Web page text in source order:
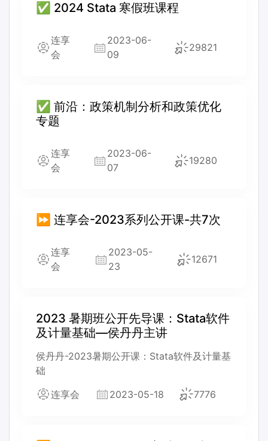
✅ 2024 Stata 寒假班课程
连享
会
2023-06-
09
29821
✅ 前沿：政策机制分析和政策优化
专题
连享
会
2023-06-
07
19280
⏩ 连享会-2023系列公开课-共7次
连享
会
2023-05-
23
12671
2023 暑期班公开先导课：Stata软件
及计量基础—侯丹丹主讲
侯丹丹-2023暑期公开课：Stata软件及计量基
础
连享会
2023-05-18 7776